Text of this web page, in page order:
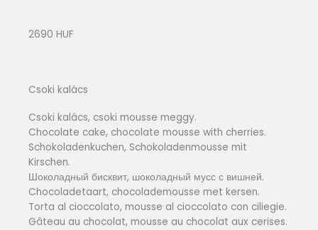
2690 HUF
Csoki kalács
Csoki kalács, csoki mousse meggy.
Chocolate cake, chocolate mousse with cherries.
Schokoladenkuchen, Schokoladenmousse mit
Kirschen.
Шоколадный бисквит, шоколадный мусс с вишней.
Chocoladetaart, chocolademousse met kersen.
Torta al cioccolato, mousse al cioccolato con ciliegie.
Gâteau au chocolat, mousse au chocolat aux cerises.